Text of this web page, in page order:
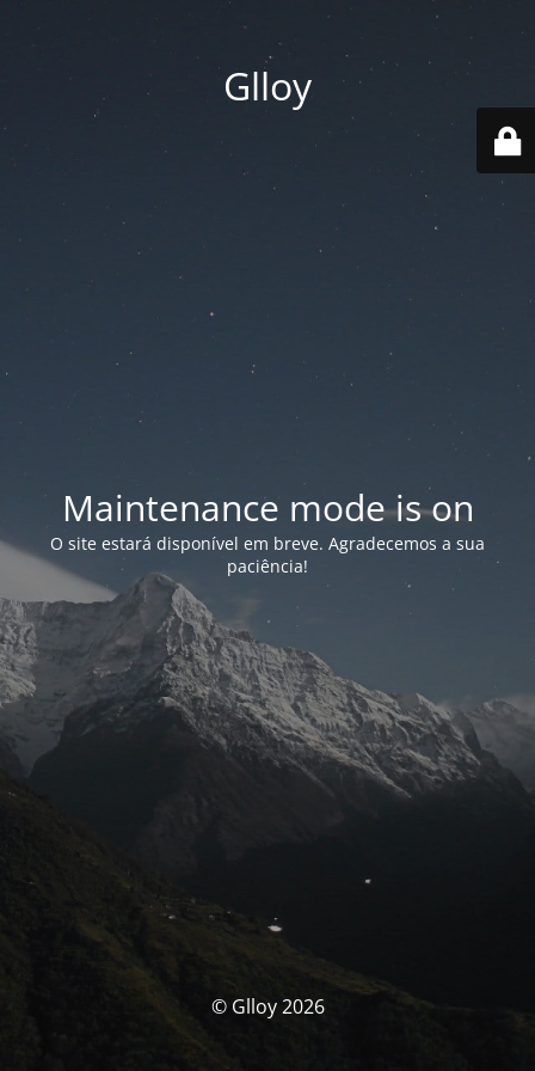
Glloy
Maintenance mode is on
O site estará disponível em breve. Agradecemos a sua
paciência!
© Glloy 2026